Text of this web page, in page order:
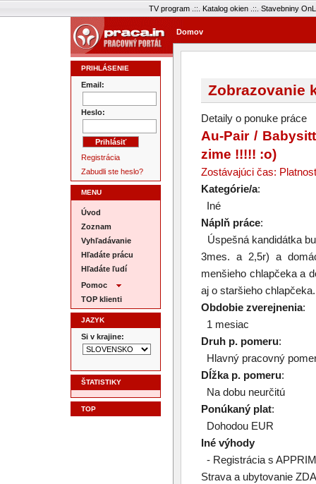
TV program.::. Katalog okien.::. Stavebniny
Domov
PRIHLÁSENIE
Email:
Heslo:
Registrácia
Zabudli ste heslo?
MENU
Úvod
Zoznam
Vyhľadávanie
Hľadáte prácu
Hľadáte ľudí
Pomoc
TOP klienti
JAZYK
Si v krajine:
ŠTATISTIKY
TOP
Zobrazovanie
Detaily o ponuke práce
Au-Pair /
zime !!!!! :o)
Zostávajúci čas:
Kategórie/a:
Iné
Náplň práce:
Úspešná kandidátka
3mes. a 2,5r) a
menšieho chlapčeka a
aj o staršieho
Obdobie zverejnenia:
1 mesiac
Druh p. pomeru:
Hlavný pracovný
Dĺžka p. pomeru:
Na dobu neurčitú
Ponúkaný plat:
Dohodou EUR
Iné výhody
- Registrácia s
Strava a ubytovanie